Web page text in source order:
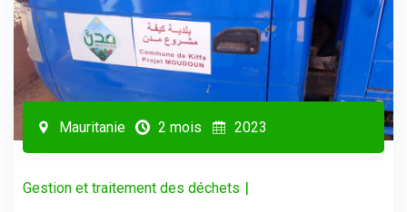
Mauritanie 2 mois 2023
Gestion et traitement des déchets |